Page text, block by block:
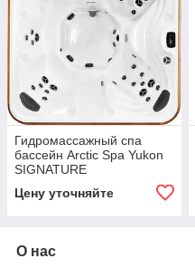
Гидромассажный спа
бассейн Arctic Spa Yukon
SIGNATURE
Цену уточняйте
О нас